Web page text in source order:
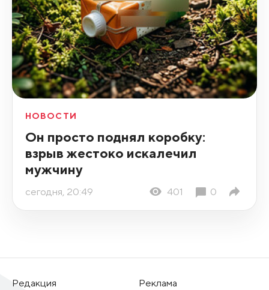
НОВОСТИ
Он просто поднял коробку:
взрыв жестоко искалечил
мужчину
сегодня, 20:49 401 0
Редакция
Реклама